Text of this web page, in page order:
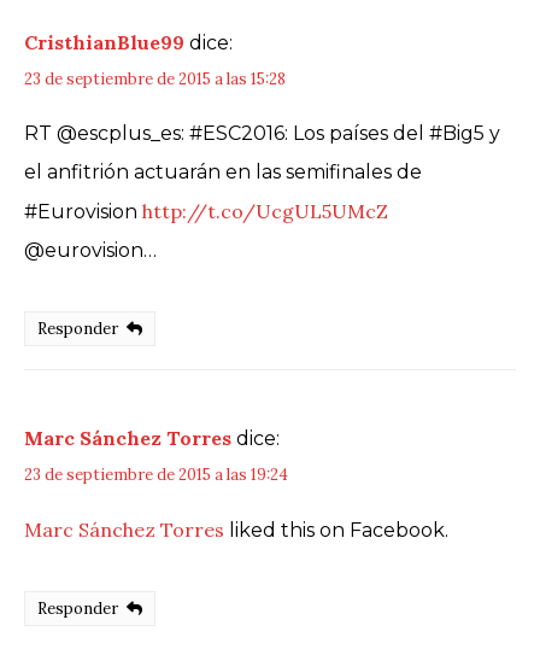
CristhianBlue99 dice:
23 de septiembre de 2015 a las 15:28
RT @escplus_es: #ESC2016: Los países del #Big5 y
el anfitrión actuarán en las semifinales de
#Eurovision http://t.co/UcgUL5UMcZ
@eurovision…
Responder
Marc Sánchez Torres dice:
23 de septiembre de 2015 a las 19:24
Marc Sánchez Torres liked this on Facebook.
Responder